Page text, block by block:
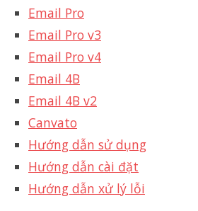
Email Pro
Email Pro v3
Email Pro v4
Email 4B
Email 4B v2
Canvato
Hướng dẫn sử dụng
Hướng dẫn cài đặt
Hướng dẫn xử lý lỗi